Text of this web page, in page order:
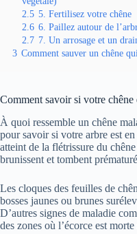
2.5 5. Fertilisez votre chêne
2.6 6. Paillez autour de
2.7 7. Un arrosage et un
3 Comment sauver un chêne
Comment savoir si votre
À quoi ressemble un chêne
pour savoir si votre arbre est
atteint de la flétrissure du
brunissent et tombent
Les cloques des feuilles de
bosses jaunes ou brunes
D’autres signes de maladie
des zones où l’écorce est